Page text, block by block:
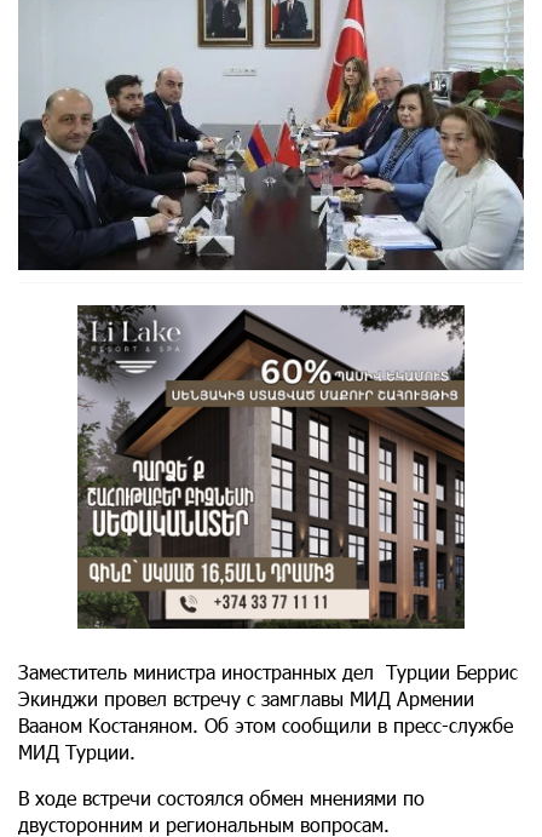
Заместитель министра иностранных дел Турции Беррис
Экинджи провел встречу с замглавы МИД Армении
Вааном Костаняном. Об этом сообщили в пресс-службе
МИД Турции.
В ходе встречи состоялся обмен мнениями по
двусторонним и региональным вопросам.